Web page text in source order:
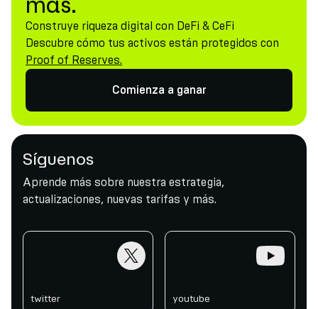
Construye riqueza digital con DeFi & CeFi
Descubre cómo tus activos están protegidos con
Proof of Reserves.
Comienza a ganar
Síguenos
Aprende más sobre nuestra estrategia,
actualizaciones, nuevas tarifas y más.
twitter youtube